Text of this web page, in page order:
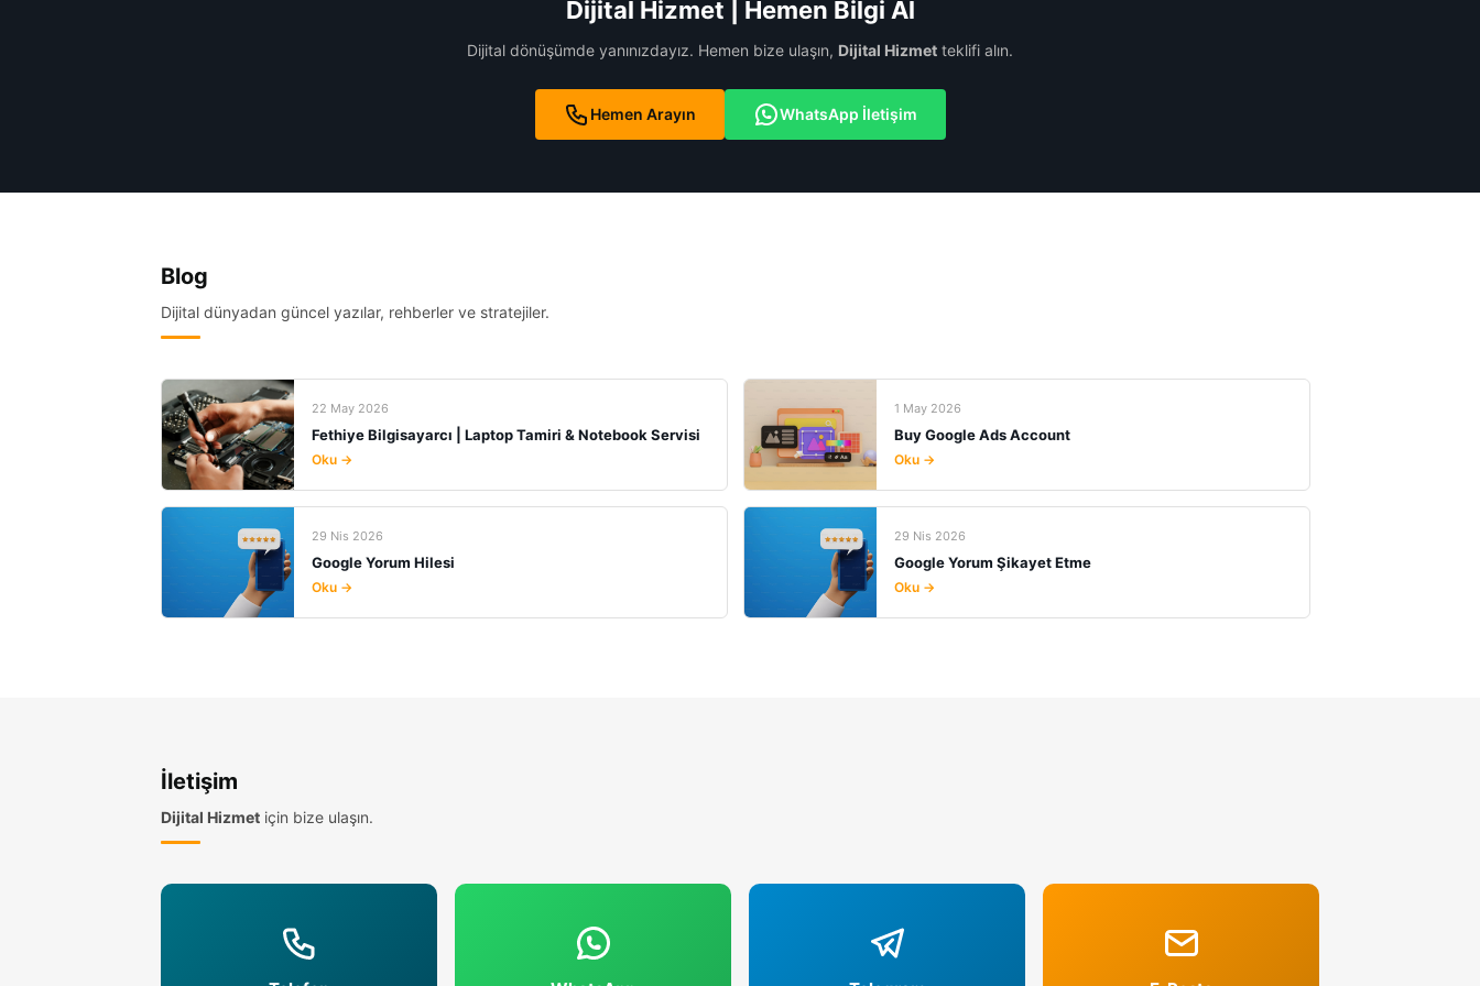
Dijital Hizmet | Hemen Bilgi Al
Dijital dönüşümde yanınızdayız. Hemen bize ulaşın, Dijital Hizmet teklifi alın.
Hemen Arayın WhatsApp İletişim
Blog
Dijital dünyadan güncel yazılar, rehberler ve stratejiler.
22 May 2026
Fethiye Bilgisayarcı | Laptop Tamiri & Notebook Servisi
Oku →
1 May 2026
Buy Google Ads Account
Oku →
29 Nis 2026
Google Yorum Hilesi
Oku →
29 Nis 2026
Google Yorum Şikayet Etme
Oku →
Google Yorum Saldırısı
Google Yorumlara Cevap Verme Satılık Paypal Hesabı
İletişim
Dijital Hizmet için bize ulaşın.